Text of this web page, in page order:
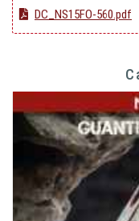
DC_NS15FO-560.pdf